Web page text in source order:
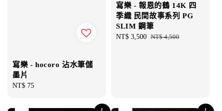
寫樂 - hocoro 沾水筆儲
墨片
Regular
NT$ 75
寫樂 - 報恩的鶴 14K 四
季織 民間故事系列 PG
SLIM 鋼筆
Sale
NT$ 3,500 Regular
NT$ 4,500